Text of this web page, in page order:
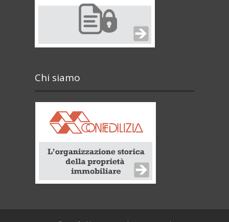
Chi siamo